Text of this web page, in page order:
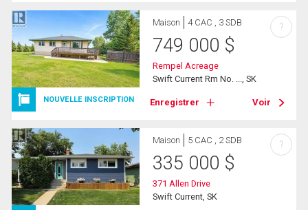
NOUVELLE INSCRIPTION
Maison 4 CAC , 3 SDB
749 000 $
Rempel Acreage
Swift Current Rm No. ..., SK
Enregistrer Voir
?
Maison 5 CAC , 2 SDB
335 000 $
371 Allen Drive
Swift Current, SK
?